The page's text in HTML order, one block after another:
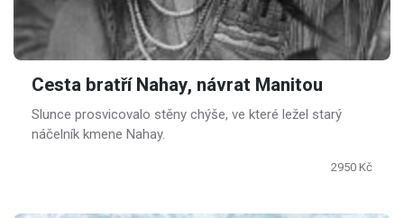
Cesta bratří Nahay, návrat Manitou
Slunce prosvicovalo stěny chýše, ve které ležel starý
náčelník kmene Nahay.
2950 Kč